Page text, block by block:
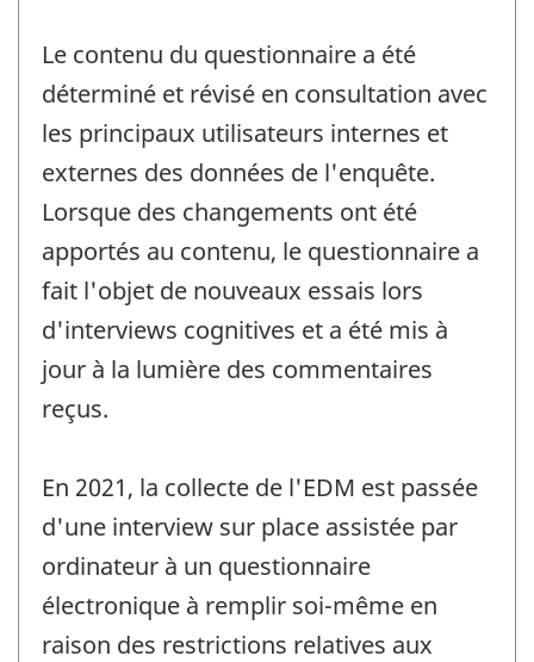
Le contenu du questionnaire a été
déterminé et révisé en consultation avec
les principaux utilisateurs internes et
externes des données de l'enquête.
Lorsque des changements ont été
apportés au contenu, le questionnaire a
fait l'objet de nouveaux essais lors
d'interviews cognitives et a été mis à
jour à la lumière des commentaires
reçus.
En 2021, la collecte de l'EDM est passée
d'une interview sur place assistée par
ordinateur à un questionnaire
électronique à remplir soi-même en
raison des restrictions relatives aux